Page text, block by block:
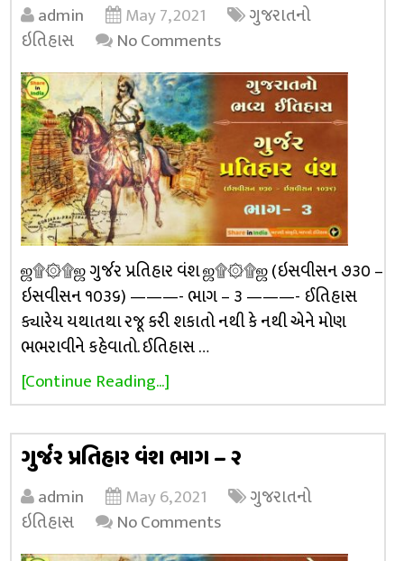
admin May 7, 2021
ગુજરાતનો
ઇતિહાસ
No Comments
ஜ۩۞۩ஜ ગુર્જર પ્રતિહાર વંશ ஜ۩۞۩ஜ (ઇસવીસન ૭૩૦ –
ઇસવીસન ૧૦૩૬) ———- ભાગ – ૩ ———- ઈતિહાસ
ક્યારેય યથાતથા રજૂ કરી શકાતો નથી કે નથી એને મોણ
ભભરાવીને કહેવાતો. ઈતિહાસ …
[Continue Reading...]
ગુર્જર પ્રતિહાર વંશ ભાગ – ૨
admin May 6, 2021
ગુજરાતનો
ઇતિહાસ
No Comments